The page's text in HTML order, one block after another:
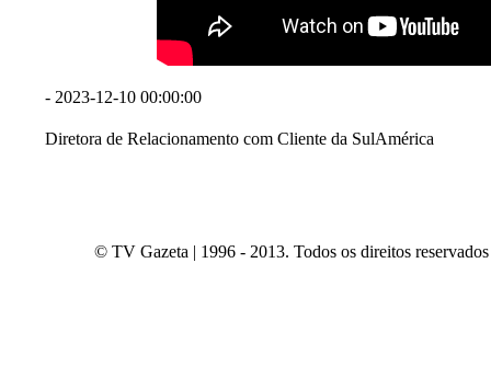
- 2023-12-10 00:00:00
Diretora de Relacionamento com Cliente da SulAmérica
© TV Gazeta | 1996 - 2013. Todos os direitos reservados